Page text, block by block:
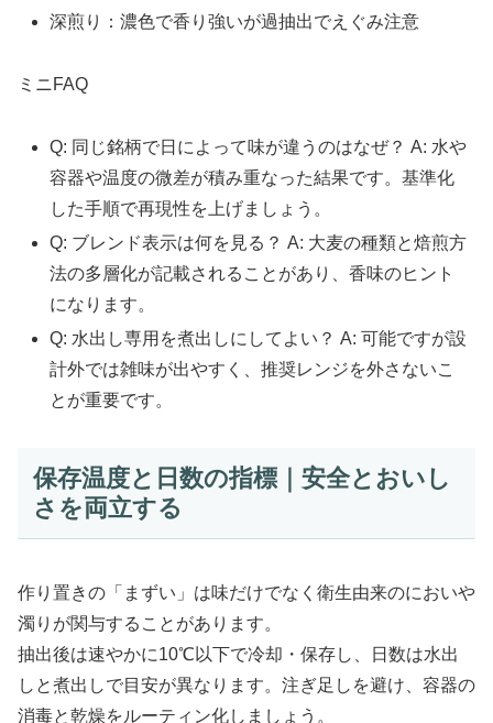
深煎り：濃色で香り強いが過抽出でえぐみ注意
ミニFAQ
Q: 同じ銘柄で日によって味が違うのはなぜ？ A: 水や
容器や温度の微差が積み重なった結果です。基準化
した手順で再現性を上げましょう。
Q: ブレンド表示は何を見る？ A: 大麦の種類と焙煎方
法の多層化が記載されることがあり、香味のヒント
になります。
Q: 水出し専用を煮出しにしてよい？ A: 可能ですが設
計外では雑味が出やすく、推奨レンジを外さないこ
とが重要です。
保存温度と日数の指標｜安全とおいし
さを両立する
作り置きの「まずい」は味だけでなく衛生由来のにおいや
濁りが関与することがあります。
抽出後は速やかに10℃以下で冷却・保存し、日数は水出
しと煮出しで目安が異なります。注ぎ足しを避け、容器の
消毒と乾燥をルーティン化しましょう。